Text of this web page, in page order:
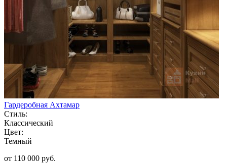
Гардеробная Ахтамар
Стиль:
Классический
Цвет:
Темный
от 110 000 руб.